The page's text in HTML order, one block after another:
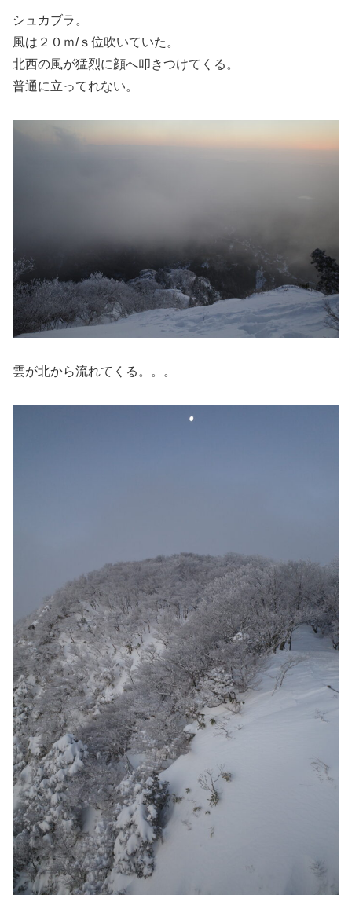
シュカブラ。
風は２０ｍ/ｓ位吹いていた。
北西の風が猛烈に顔へ叩きつけてくる。
普通に立ってれない。
雲が北から流れてくる。。。